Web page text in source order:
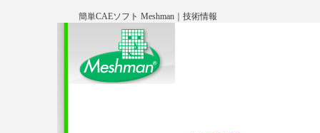
簡単CAEソフト Meshman｜技術情報